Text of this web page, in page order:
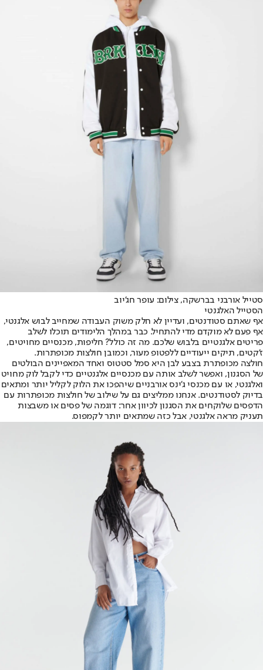
סטייל אורבני בברשקה, צילום: עופר חג'יוב
הסטייל האלגנטי
אף שאתם סטודנטים, ועדיין לא חלק משוק העבודה שמחייב לבוש אלגנטי,
אף פעם לא מוקדם מדי להתחיל. כבר במהלך הלימודים תוכלו לשלב
פריטים אלגנטיים בלבוש שלכם. מה זה כולל? חליפות, מכנסיים מחויטים,
ז'קטים, תיקים ייעודיים ללפטופ מעור, וכמובן חולצות מכופתרות.
חולצה מכופתרת בצבע לבן היא סמל סטטוס ואחד המאפיינים הבולטים
של הסגנון, ואפשר לשלב אותה עם מכנסיים אלגנטיים כדי לקבל לוק מחויט
ואלגנטי, או עם מכנסי ג'ינס אורבניים שיהפכו את הלוק לקליל יותר ומתאים
בדיוק לסטודנטים. אנחנו ממליצים גם על שילוב של חולצות מכופתרות עם
הדפסים שלוקחים את הסגנון לכיוון אחר: דוגמה של פסים או משבצות
תעניק מראה אלגנטי, אבל כזה שמתאים יותר לקמפוס.